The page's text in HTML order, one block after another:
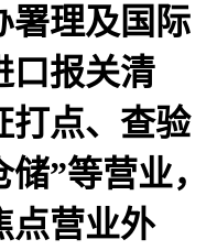
署理及国际
口报关清
打点、查验
”等营业，
点营业外